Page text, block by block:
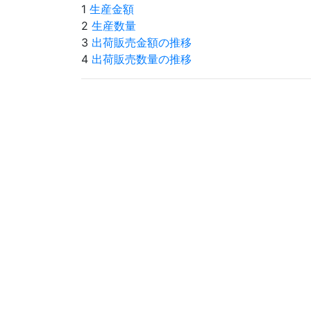
1 生産金額
2 生産数量
3 出荷販売金額の推移
4 出荷販売数量の推移